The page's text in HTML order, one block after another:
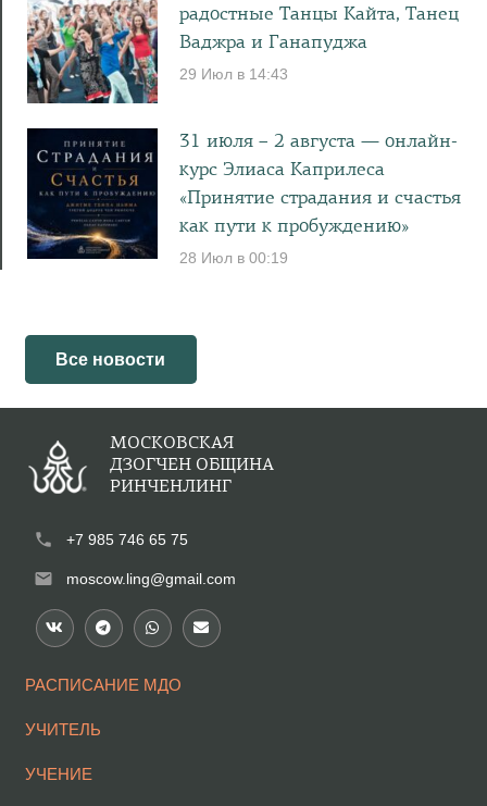
радостные Танцы Кайта, Танец
Ваджра и Ганапуджа
29 Июл в 14:43
31 июля – 2 августа — онлайн-
курс Элиаса Каприлеса
«Принятие страдания и счастья
как пути к пробуждению»
28 Июл в 00:19
Все новости
МОСКОВСКАЯ
ДЗОГЧЕН ОБЩИНА
РИНЧЕНЛИНГ
phone +7 985 746 65 75
mail moscow.ling@gmail.com
РАСПИСАНИЕ МДО
УЧИТЕЛЬ
УЧЕНИЕ